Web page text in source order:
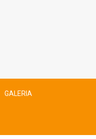
GALERIA